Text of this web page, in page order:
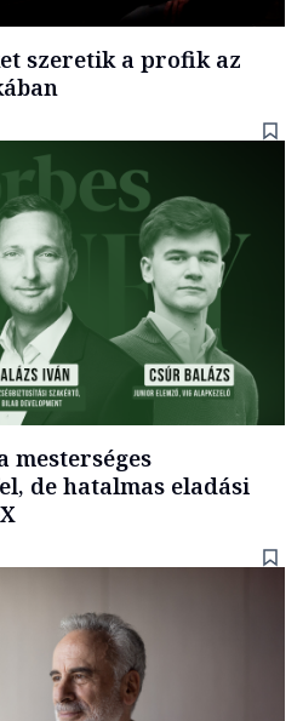
szeretik a profik az
mesterséges
de hatalmas eladási